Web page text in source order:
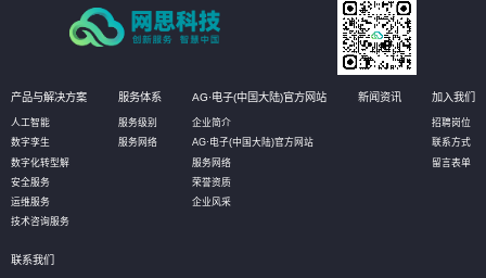
产品与解决方案
人工智能
数字孪生
数字化转型解
安全服务
运维服务
技术咨询服务
服务体系
服务级别
服务网络
AG·电子(中国大陆)官方网站
企业简介
AG·电子(中国大陆)官方网站
服务网络
荣誉资质
企业风采
新闻资讯 加入我们
招聘岗位
联系方式
留言表单
联系我们